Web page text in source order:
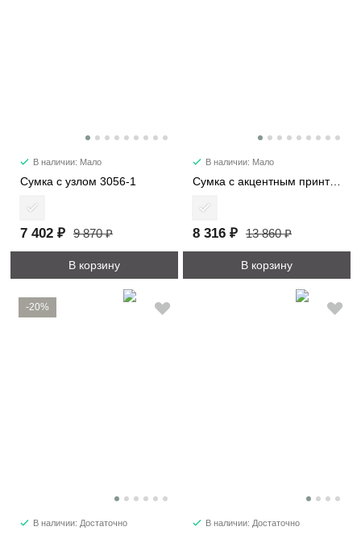
В наличии: Мало
Сумка с узлом 3056-1
7 402 ₽ 9 870 ₽
В корзину
В наличии: Мало
Сумка с акцентным принтом 2053
8 316 ₽ 13 860 ₽
В корзину
-20%
В наличии: Достаточно В наличии: Достаточно